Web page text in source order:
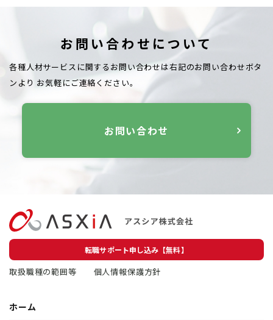
お問い合わせについて
各種人材サービスに関するお問い合わせは右記のお問い合わせボタ
ンより お気軽にご連絡ください。
お問い合わせ
転職サポート申し込み【無料】
取扱職種の範囲等 個人情報保護方針
ホーム